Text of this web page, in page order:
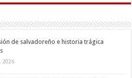
de salvadoreño e historia trágica
2026